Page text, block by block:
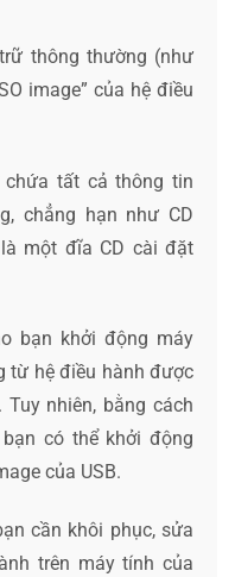
thông thường (như
image” của hệ điều
tất cả thông tin
chẳng hạn như CD
một đĩa CD cài đặt
bạn khởi động máy
từ hệ điều hành được
nhiên, bằng cách
có thể khởi động
của USB.
cần khôi phục, sửa
trên máy tính của